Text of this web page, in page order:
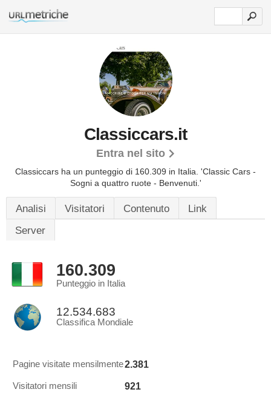
Classiccars.it
Entra nel sito
Classiccars ha un punteggio di 160.309 in Italia. 'Classic Cars -
Sogni a quattro ruote - Benvenuti.'
Analisi Visitatori Contenuto
Link
Server
160.309
Punteggio in Italia
12.534.683
Classifica Mondiale
Pagine visitate mensilmente2.381
Visitatori mensili 921